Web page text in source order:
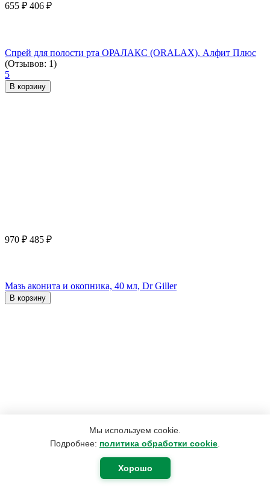
Мы используем cookie.
Подробнее: политика обработки cookie
Хорошо
655 ₽ 406 ₽
Спрей для полости рта ОРАЛАКС (ORALAX), Алфит Плюс
(Отзывов: 1)
5
В корзину
970 ₽ 485 ₽
Мазь аконита и окопника, 40 мл, Dr Giller
В корзину